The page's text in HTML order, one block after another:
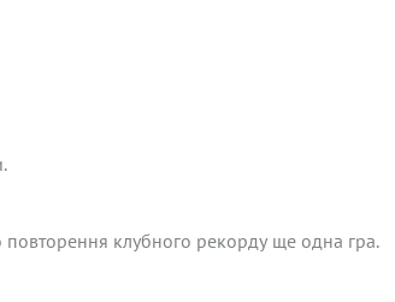
повторення клубного рекорду ще одна гра.